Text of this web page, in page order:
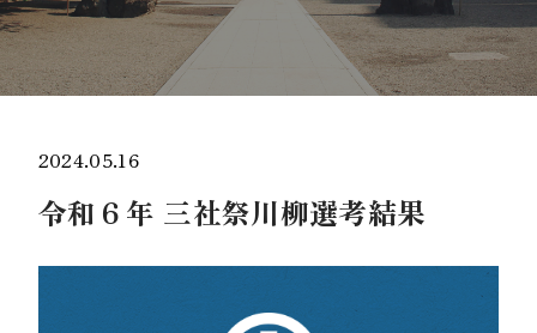
2024.05.16
令和６年 三社祭川柳選考結果